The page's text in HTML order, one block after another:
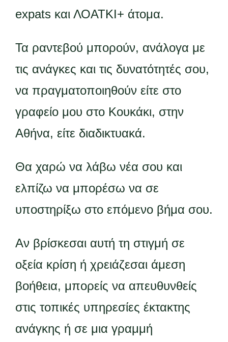
expats και ΛΟΑΤΚΙ+ άτομα.
Τα ραντεβού μπορούν, ανάλογα με
τις ανάγκες και τις δυνατότητές σου,
να πραγματοποιηθούν είτε στο
γραφείο μου στο Κουκάκι, στην
Αθήνα, είτε διαδικτυακά.
Θα χαρώ να λάβω νέα σου και
ελπίζω να μπορέσω να σε
υποστηρίξω στο επόμενο βήμα σου.
Αν βρίσκεσαι αυτή τη στιγμή σε
οξεία κρίση ή χρειάζεσαι άμεση
βοήθεια, μπορείς να απευθυνθείς
στις τοπικές υπηρεσίες έκτακτης
ανάγκης ή σε μια γραμμή